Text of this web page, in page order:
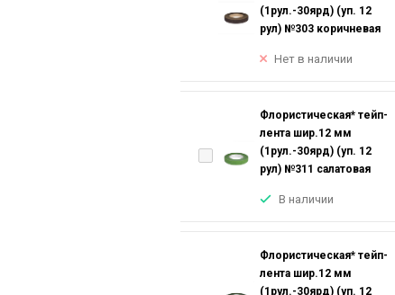
(1рул.-30ярд) (уп. 12
рул) №303 коричневая
Нет в наличии
Флористическая* тейп-
лента шир.12 мм
(1рул.-30ярд) (уп. 12
рул) №311 салатовая
В наличии
Флористическая* тейп-
лента шир.12 мм
(1рул.-30ярд) (уп. 12